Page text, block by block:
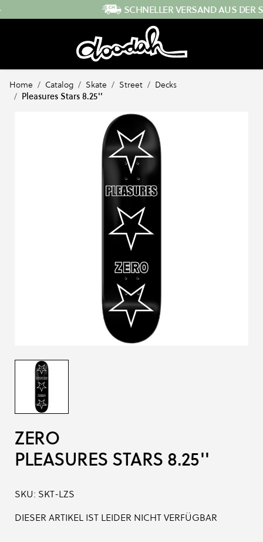
SCHNELLER VERSAND AUS DER SCHWEIZ
Home / Catalog / Skate / Street / Decks
/ Pleasures Stars 8.25''
ZERO
PLEASURES STARS 8.25''
SKU: SKT-LZS
DIESER ARTIKEL IST LEIDER NICHT VERFÜGBAR